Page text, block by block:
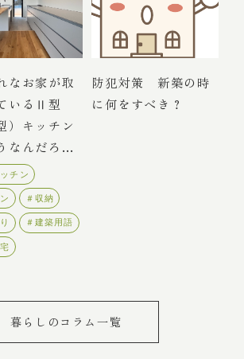
注文住宅
・不動産
だわり
会社概要・アクセス
なお家が取
いるⅡ型
）キッチン
なんだろ
チン
＃収納
＃建築用語
防犯対策 新築の時
に何をすべき？
暮らしのコラム一覧